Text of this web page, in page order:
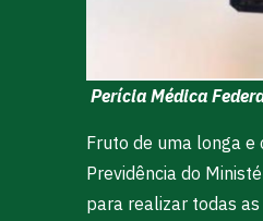
Perícia Médica
Fruto de uma longa e
Previdência do
para realizar todas